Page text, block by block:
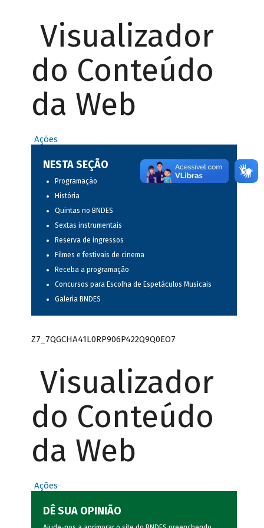
Visualizador
do Conteúdo
da Web
Ações
NESTA SEÇÃO
Programação
História
Quintas no BNDES
Sextas instrumentais
Reserva de ingressos
Filmes e festivais de cinema
Receba a programação
Concursos para Escolha de Espetáculos Musicais
Galeria BNDES
Z7_7QGCHA41L0RP906P422Q9Q0EO7
Visualizador
do Conteúdo
da Web
Ações
DÊ SUA OPINIÃO